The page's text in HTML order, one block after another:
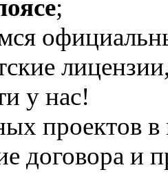
;
у нас!
проектов
договора и